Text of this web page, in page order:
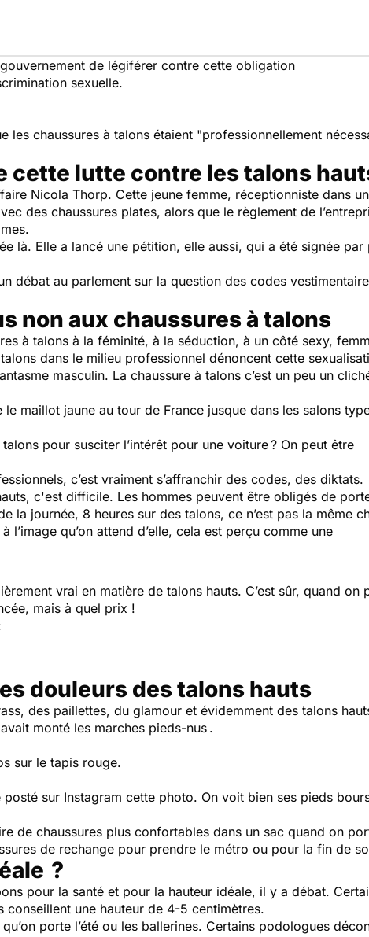
de légiférer contre cette obligation
sexuelle.
chaussures à talons étaient "professionnellement
cette lutte contre les talons
Nicola Thorp. Cette jeune femme, réceptionniste dans
des chaussures plates, alors que le règlement de
là. Elle a lancé une pétition, elle aussi, qui a été signée par
débat au parlement sur la question des codes
non aux chaussures à talons
à talons à la féminité, à la séduction, à un côté sexy,
dans le milieu professionnel dénoncent cette
masculin. La chaussure à talons c’est un peu un
maillot jaune au tour de France jusque dans les salons
pour susciter l’intérêt pour une voiture ? On peut être
c’est vraiment s’affranchir des codes, des diktats.
c'est difficile. Les hommes peuvent être obligés de
la journée, 8 heures sur des talons, ce n’est pas la même
qu’on attend d’elle, cela est perçu comme une
vrai en matière de talons hauts. C’est sûr, quand on
mais à quel prix !
douleurs des talons hauts
des paillettes, du glamour et évidemment des talons
monté les marches pieds-nus .
sur le tapis rouge.
posté sur Instagram cette photo. On voit bien ses pieds
de chaussures plus confortables dans un sac quand on
de rechange pour prendre le métro ou pour la fin de
?
pour la santé et pour la hauteur idéale, il y a débat.
conseillent une hauteur de 4-5 centimètres.
porte l’été ou les ballerines. Certains podologues